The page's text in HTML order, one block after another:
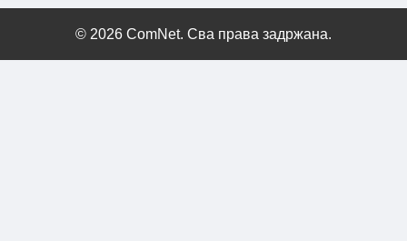
© 2026 ComNet. Сва права задржана.